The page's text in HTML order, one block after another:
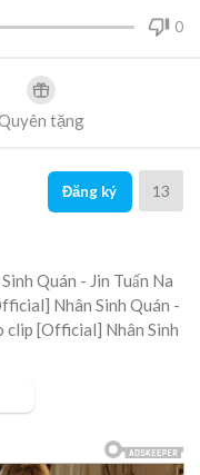
0
tặng
Đăng ký 13
Quán - Jin Tuấn Na
Nhân Sinh Quán -
clip [Official] Nhân Sinh